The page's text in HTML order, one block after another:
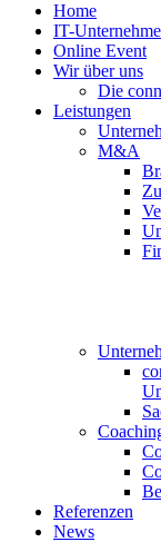
Home
IT-
Online Event
Wir über uns
Die
Leistungen
M&A
Referenzen
News